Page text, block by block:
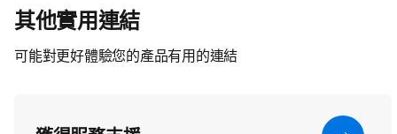
其他實用連結
可能對更好體驗您的產品有用的連結